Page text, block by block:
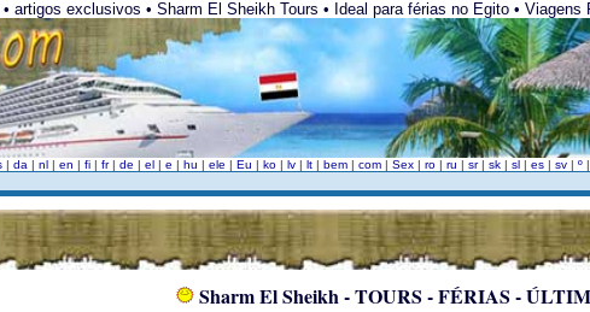
artigos exclusivos • Sharm El Sheikh Tours • Ideal para férias no Egito • Viagens
| da | nl | en | fi | fr | de | el | e | hu | ele | Eu | ko | lv | lt | bem | com | Sex | ro | ru | sr | sk | sl | es | sv | º |
Sharm El Sheikh - TOURS - FÉRIAS -